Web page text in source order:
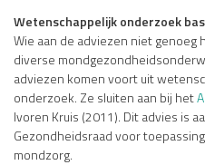
Wetenschappelijk onderzoek
Wie aan de adviezen niet genoeg
diverse
adviezen komen voort uit
onderzoek. Ze sluiten aan bij het
Ivoren Kruis (2011). Dit advies is
Gezondheidsraad voor
mondzorg.